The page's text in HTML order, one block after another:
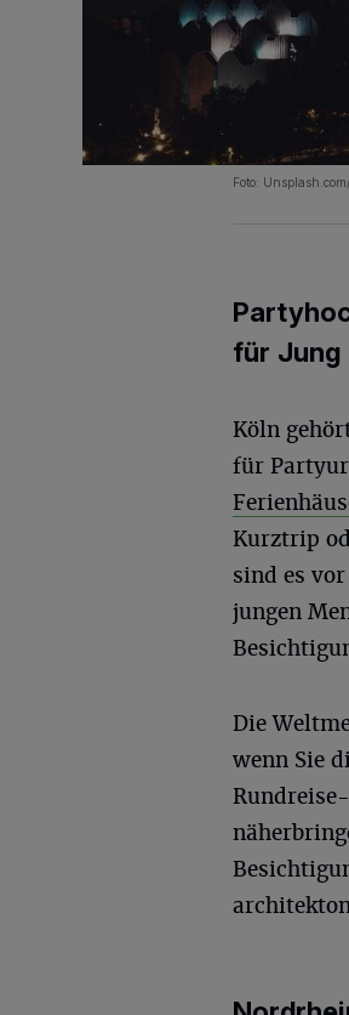
Foto:
für Jung
Köln
für
Kurztrip
sind es
jungen
Die
wenn Sie